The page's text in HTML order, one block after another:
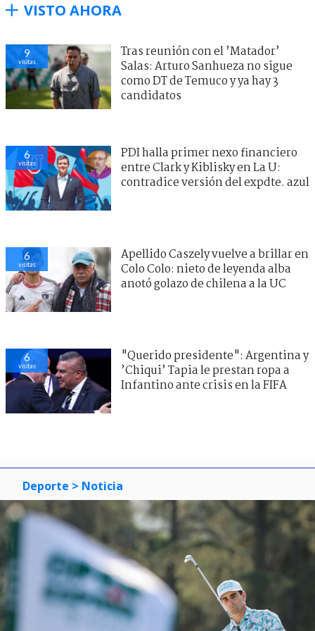
VISTO AHORA
9
visitas
Tras reunión con el ’Matador’
Salas: Arturo Sanhueza no sigue
como DT de Temuco y ya hay 3
candidatos
6
visitas
PDI halla primer nexo financiero
entre Clark y Kiblisky en La U:
contradice versión del expdte. azul
6
visitas
Apellido Caszely vuelve a brillar en
Colo Colo: nieto de leyenda alba
anotó golazo de chilena a la UC
6
visitas
"Querido presidente": Argentina y
’Chiqui’ Tapia le prestan ropa a
Infantino ante crisis en la FIFA
Deporte > Noticia